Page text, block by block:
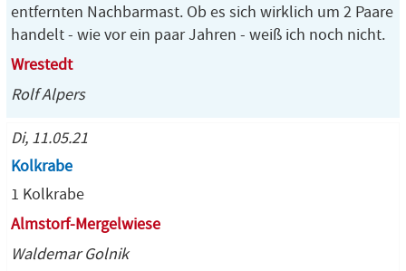
entfernten Nachbarmast. Ob es sich wirklich um 2 Paare
handelt - wie vor ein paar Jahren - weiß ich noch nicht.
Wrestedt
Rolf Alpers
Di, 11.05.21
Kolkrabe
1 Kolkrabe
Almstorf-Mergelwiese
Waldemar Golnik